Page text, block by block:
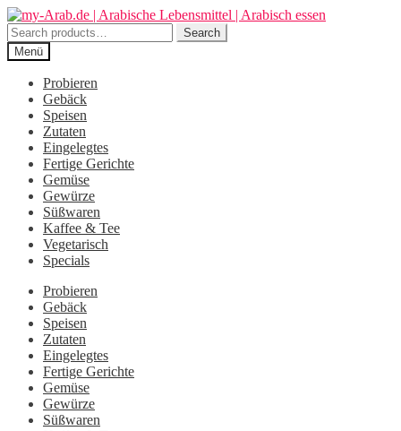
Zur
Navigation
springen
Zum
Inhalt
springen
Search
for:
Search
Menü
Probieren
Gebäck
Speisen
Zutaten
Eingelegtes
Fertige Gerichte
Gemüse
Gewürze
Süßwaren
Kaffee & Tee
Vegetarisch
Specials
Probieren
Gebäck
Speisen
Zutaten
Eingelegtes
Fertige Gerichte
Gemüse
Gewürze
Süßwaren